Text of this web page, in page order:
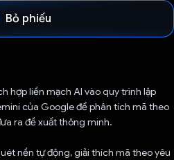
Bỏ phiếu
hợp liền mạch AI vào quy trình lập
của Google để phân tích mã theo
ra đề xuất thông minh.
nền tự động, giải thích mã theo yêu